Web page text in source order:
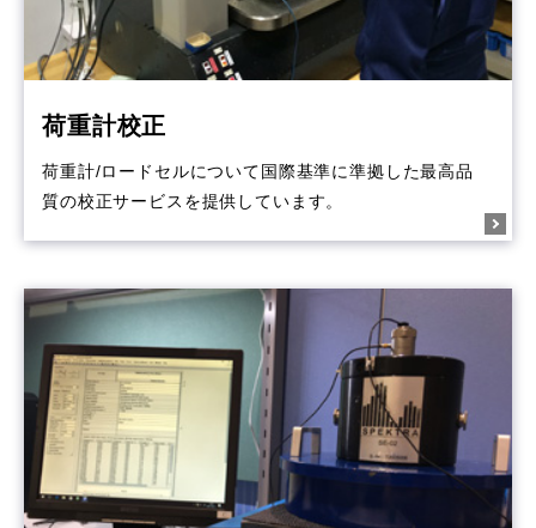
荷重計校正
荷重計/ロードセルについて国際基準に準拠した最高品
質の校正サービスを提供しています。